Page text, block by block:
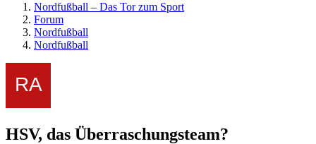
Nordfußball – Das Tor zum Sport
Forum
Nordfußball
Nordfußball
HSV, das Überraschungsteam?